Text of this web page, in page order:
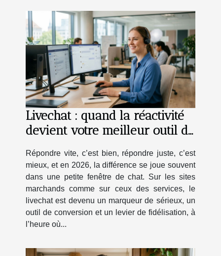
Livechat : quand la réactivité
devient votre meilleur outil de
Répondre vite, c’est bien, répondre juste, c’est
mieux, et en 2026, la différence se joue souvent
dans une petite fenêtre de chat. Sur les sites
marchands comme sur ceux des services, le
livechat est devenu un marqueur de sérieux, un
outil de conversion et un levier de fidélisation, à
l’heure où...